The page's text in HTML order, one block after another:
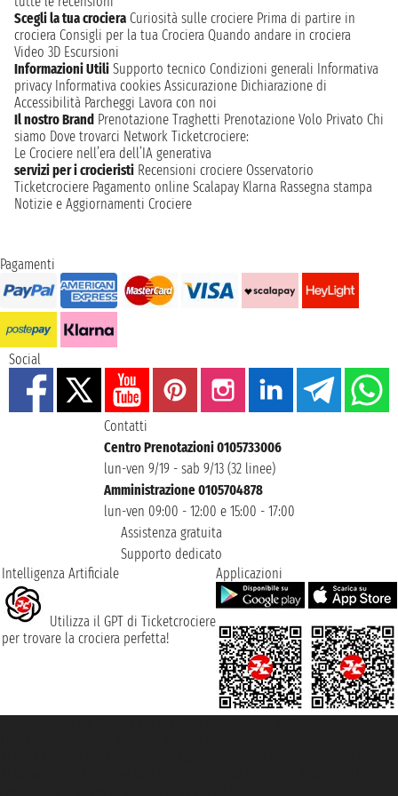
Scegli la tua crociera Curiosità sulle crociere Prima di partire in
crociera Consigli per la tua Crociera Quando andare in crociera
Video 3D Escursioni
Informazioni Utili Supporto tecnico Condizioni generali Informativa
privacy Informativa cookies Assicurazione Dichiarazione di
Accessibilità Parcheggi Lavora con noi
Il nostro Brand Prenotazione Traghetti Prenotazione Volo Privato Chi
siamo Dove trovarci Network Ticketcrociere:
Le Crociere nell’era dell’IA generativa
servizi per i crocieristi Recensioni crociere Osservatorio
Ticketcrociere Pagamento online Scalapay Klarna Rassegna stampa
Notizie e Aggiornamenti Crociere
Pagamenti
Social
Contatti
Centro Prenotazioni 0105733006
lun-ven 9/19 - sab 9/13 (32 linee)
Amministrazione 0105704878
lun-ven 09:00 - 12:00 e 15:00 - 17:00
Assistenza gratuita
Supporto dedicato
Intelligenza Artificiale
Utilizza il GPT di Ticketcrociere
per trovare la crociera perfetta!
Applicazioni